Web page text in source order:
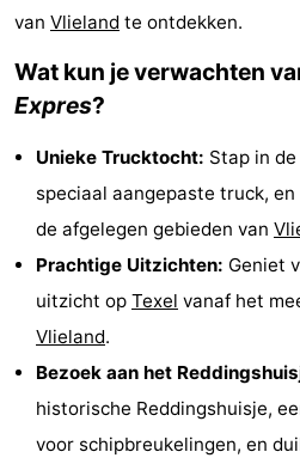
doen
-
Musea
-
Uitkijkpunten
Attracties
Rondvaarten
Speeltuinen
Natuur
Rondleidingen
van Vlieland te ontdekken.
Wat kun je verwachten
Expres?
Unieke Trucktocht: Stap in de
speciaal aangepaste truck,
de afgelegen gebieden van
Prachtige Uitzichten: Geniet
uitzicht op Texel vanaf het
Vlieland.
Bezoek aan het
historische Reddingshuisje,
voor schipbreukelingen, en